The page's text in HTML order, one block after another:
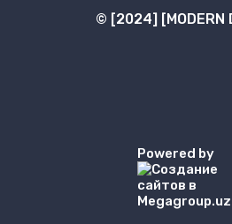
© [2024] [MODERN
Powered by